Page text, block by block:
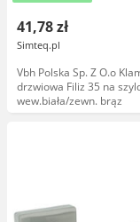
41,78 zł
Simteq.pl
Vbh Polska Sp. Z O.o
drzwiowa Filiz 35 na
wew.biała/zewn. brąz